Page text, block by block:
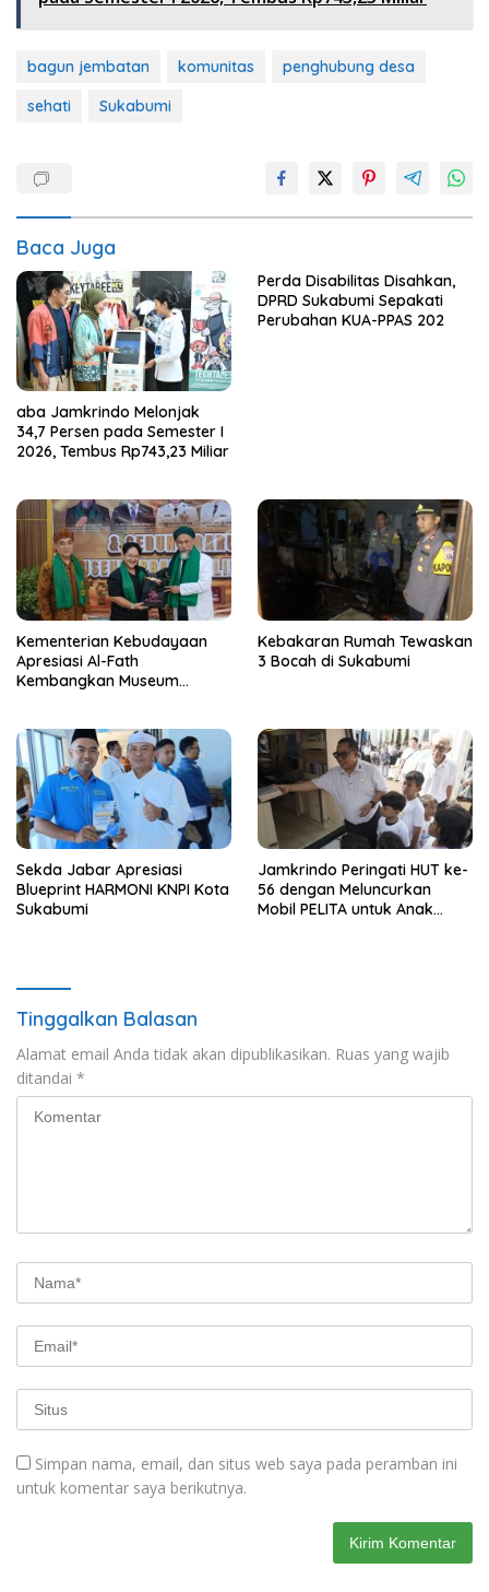
bagun jembatan komunitas
penghubung desa
sehati
Sukabumi
Baca Juga
aba Jamkrindo Melonjak
34,7 Persen pada Semester I
2026, Tembus Rp743,23 Miliar
Perda Disabilitas Disahkan,
DPRD Sukabumi Sepakati
Perubahan KUA-PPAS 202
Kementerian Kebudayaan
Apresiasi Al-Fath
Kembangkan Museum
Kebakaran Rumah Tewaskan
3 Bocah di Sukabumi
Sekda Jabar Apresiasi
Blueprint HARMONI KNPI Kota
Sukabumi
Jamkrindo Peringati HUT ke-
56 dengan Meluncurkan
Mobil PELITA untuk Anak
Tinggalkan Balasan
Alamat email Anda tidak akan dipublikasikan. Ruas yang wajib
ditandai *
Simpan nama, email, dan situs web saya pada peramban ini
untuk komentar saya berikutnya.